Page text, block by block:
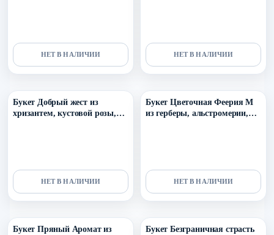
НЕТ В НАЛИЧИИ НЕТ В НАЛИЧИИ
Букет Добрый жест из
хризантем, кустовой розы,
НЕТ В НАЛИЧИИ
Букет Цветочная Феерия M
из герберы, альстромерии,
НЕТ В НАЛИЧИИ
Букет Пряный Аромат из
Букет Безграничная страсть